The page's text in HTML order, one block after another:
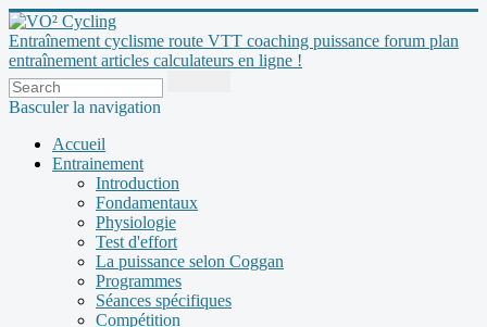
Entraînement cyclisme route VTT coaching puissance forum plan
entraînement articles calculateurs en ligne !
Basculer la navigation
Accueil
Entrainement
Introduction
Fondamentaux
Physiologie
Test d'effort
La puissance selon Coggan
Programmes
Séances spécifiques
Compétition